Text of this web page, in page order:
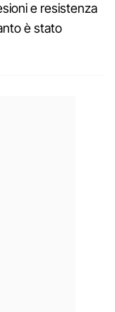
e resistenza
è stato